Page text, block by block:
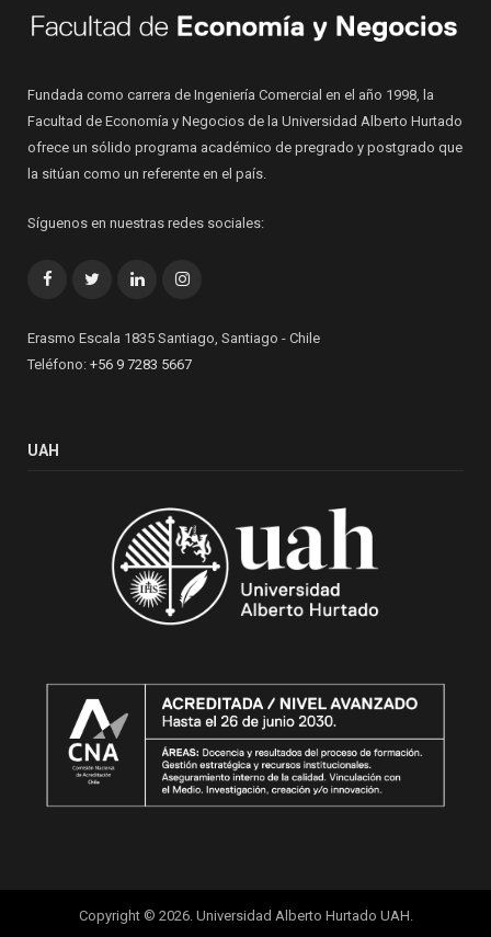
Fundada como carrera de Ingeniería Comercial en el año 1998, la
Facultad de Economía y Negocios de la Universidad Alberto Hurtado
ofrece un sólido programa académico de pregrado y postgrado que
la sitúan como un referente en el país.
Síguenos en nuestras redes sociales:
FacebookTwitterLinkedInInstagram
Erasmo Escala 1835 Santiago, Santiago - Chile
Teléfono: +56 9 7283 5667
UAH
Copyright © 2026. Universidad Alberto Hurtado UAH.